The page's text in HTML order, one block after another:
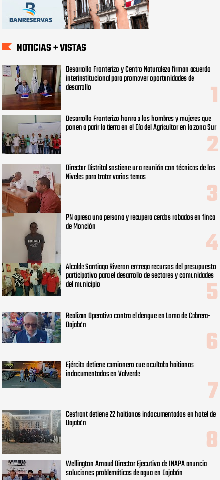
NOTICIAS + VISTAS
Desarrollo Fronterizo y Centro Naturaleza firman acuerdo
interinstitucional para promover oportunidades de
desarrollo
Desarrollo Fronterizo honra a los hombres y mujeres que
ponen a parir la tierra en el Día del Agricultor en la zona Sur
Director Distrital sostiene una reunión con técnicos de los
Niveles para tratar varios temas
PN apresa una persona y recupera cerdos robados en finca
de Monción
Alcalde Santiago Riveron entrega recursos del presupuesto
participativo para el desarrollo de sectores y comunidades
del municipio
Realizan Operativo contra el dengue en Loma de Cabrera-
Dajabón
Ejército detiene camionero que ocultaba haitianos
indocumentados en Valverde
Cesfront detiene 22 haitianos indocumentados en hotel de
Dajabón
Wellington Arnaud Director Ejecutivo de INAPA anuncia
soluciones problemáticas de agua en Dajabón